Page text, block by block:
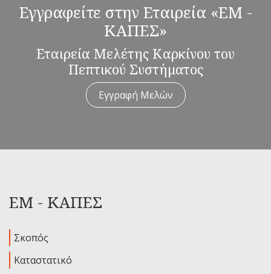
Εγγραφείτε στην Εταιρεία «ΕΜ -
ΚΑΠΕΣ»
Εταιρεία Μελέτης Καρκίνου του
Πεπτικού Συστήματος
Εγγραφή Μελών
ΕΜ - ΚΑΠΕΣ
Σκοπός
Καταστατικό